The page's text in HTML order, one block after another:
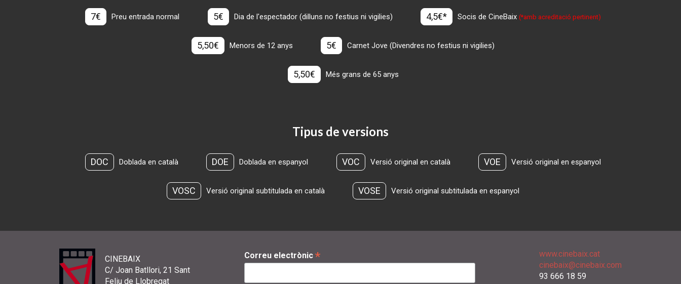
7€ Preu entrada normal 5€ Dia de l'espectador (dilluns no festius ni vigilies) 4,5€* Socis de CineBaix(*amb acreditació pertinent)
5,50€ Menors de 12 anys 5€ Carnet Jove (Divendres no festius ni vigilies)
5,50€ Més grans de 65 anys
Tipus de versions
DOC Doblada en català DOE Doblada en espanyol VOC Versió original en català VOE Versió original en espanyol
VOSC Versió original subtitulada en català VOSE Versió original subtitulada en espanyol
CINEBAIX
C/ Joan Batllori, 21 Sant
Feliu de Llobregat
Correu electrònic *
www.cinebaix.cat
cinebaix@cinebaix.com
93 666 18 59